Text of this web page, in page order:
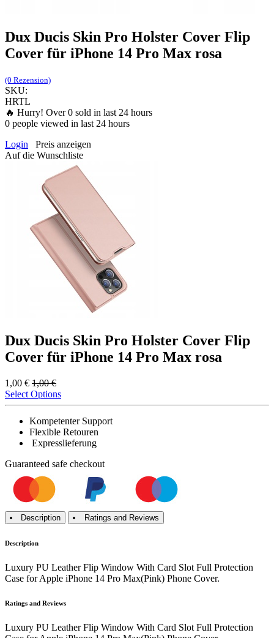
Dux Ducis Skin Pro Holster Cover Flip
Cover für iPhone 14 Pro Max rosa
(0 Rezension)
SKU:
HRTL
🔥 Hurry! Over0 sold in last 24 hours
0 people viewed in last 24 hours
Login
Preis anzeigen
Auf die Wunschliste
Dux Ducis Skin Pro Holster Cover Flip
Cover für iPhone 14 Pro Max rosa
1,00 € 1,00€
Select Options
Kompetenter Support
Flexible Retouren
Expresslieferung
Guaranteed safe checkout
Description Ratings and Reviews
Description
Luxury PU Leather Flip Window With Card Slot Full Protection
Case for Apple iPhone 14 Pro Max(Pink) Phone Cover.
Ratings and Reviews
Luxury PU Leather Flip Window With Card Slot Full Protection